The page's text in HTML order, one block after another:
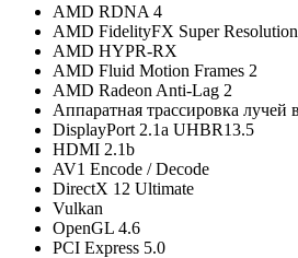
AMD RDNA 4
AMD FidelityFX Super
AMD HYPR-RX
AMD Fluid Motion Frames 2
AMD Radeon Anti-Lag 2
Аппаратная трассировка лучей
DisplayPort 2.1a UHBR13.5
HDMI 2.1b
AV1 Encode / Decode
DirectX 12 Ultimate
Vulkan
OpenGL 4.6
PCI Express 5.0